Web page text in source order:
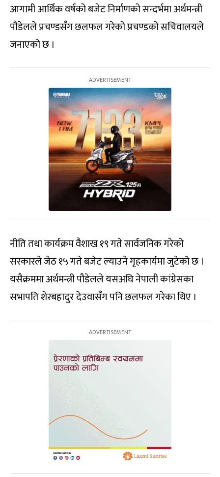
आगामी आर्थिक वर्षको बजेट निर्माणको सन्दर्भमा अर्थमन्त्री
पौडेलले प्रचण्डसँग छलफल गरेको प्रचण्डको सचिवालयले
जनाएको छ ।
नीति तथा कार्यक्रम वैशाख १९ गते सार्वजनिक गरेको
सरकारले जेठ १५ गते बजेट ल्याउने गृहकार्यमा जुटेको छ ।
यसैक्रममा अर्थमन्त्री पौडेलले यसअघि नेपाली कांग्रेसका
सभापति शेरबहादुर देउवासँग पनि छलफल गरेका थिए ।